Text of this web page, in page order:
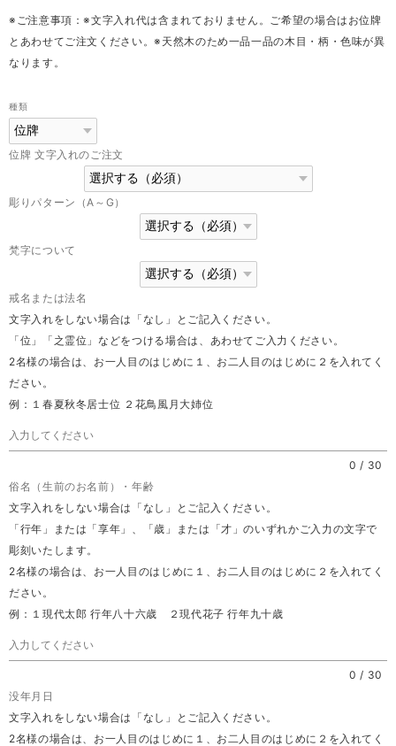
※ご注意事項：※文字入れ代は含まれておりません。ご希望の場合はお位牌
とあわせてご注文ください。※天然木のため一品一品の木目・柄・色味が異
なります。
種類
位牌 文字入れのご注文
彫りパターン（A～G）
梵字について
戒名または法名
文字入れをしない場合は「なし」とご記入ください。
「位」「之霊位」などをつける場合は、あわせてご入力ください。
2名様の場合は、お一人目のはじめに１、お二人目のはじめに２を入れてく
ださい。
例：１春夏秋冬居士位 ２花鳥風月大姉位
0 / 30
俗名（生前のお名前）・年齢
文字入れをしない場合は「なし」とご記入ください。
「行年」または「享年」、「歳」または「才」のいずれかご入力の文字で
彫刻いたします。
2名様の場合は、お一人目のはじめに１、お二人目のはじめに２を入れてく
ださい。
例：１現代太郎 行年八十六歳 ２現代花子 行年九十歳
0 / 30
没年月日
文字入れをしない場合は「なし」とご記入ください。
2名様の場合は、お一人目のはじめに１、お二人目のはじめに２を入れてく